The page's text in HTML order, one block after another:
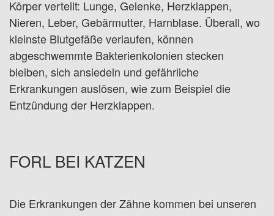
Körper verteilt: Lunge, Gelenke, Herzklappen,
Nieren, Leber, Gebärmutter, Harnblase. Überall, wo
kleinste Blutgefäße verlaufen, können
abgeschwemmte Bakterienkolonien stecken
bleiben, sich ansiedeln und gefährliche
Erkrankungen auslösen, wie zum Beispiel die
Entzündung der Herzklappen.
FORL BEI KATZEN
Die Erkrankungen der Zähne kommen bei unseren